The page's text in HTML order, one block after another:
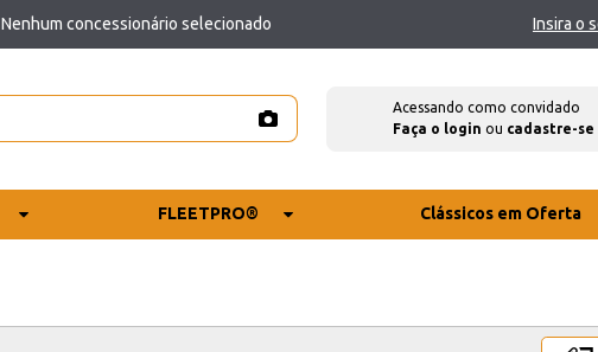
Nenhum concessionário selecionado Insira o
Acessando como convidado
Faça o login ou cadastre-se
FLEETPRO® Clássicos em Oferta